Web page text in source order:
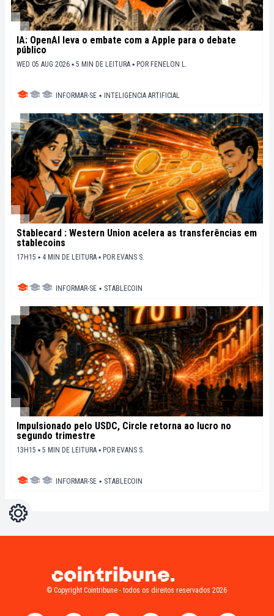
IA: OpenAI leva o embate com a Apple para o debate
público
WED 05 AUG 2026 ▪ 5 MIN DE LEITURA ▪ POR FENELON L.
INFORMAR-SE ▪ INTELIGENCIA ARTIFICIAL
Stablecard : Western Union acelera as transferências em
stablecoins
17H15 ▪ 4 MIN DE LEITURA ▪ POR EVANS S.
INFORMAR-SE ▪ STABLECOIN
Impulsionado pelo USDC, Circle retorna ao lucro no
segundo trimestre
13H15 ▪ 5 MIN DE LEITURA ▪ POR EVANS S.
INFORMAR-SE ▪ STABLECOIN
Configurações
© Copyright Cointribune - todos os direitos reservados 2026